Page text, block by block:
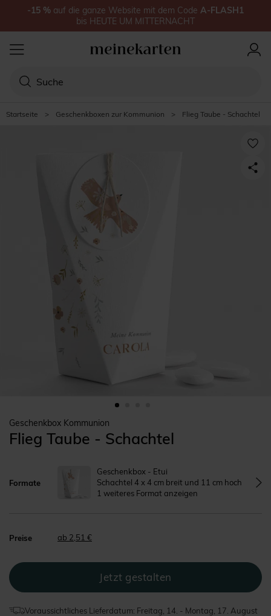
Startseite > Geschenkboxen zur Kommunion > Flieg Taube - Schachtel
Geschenkbox Kommunion
Flieg Taube - Schachtel
Formate
Geschenkbox - Etui
Schachtel 4 x 4 cm breit und 11 cm hoch
1 weiteres Format anzeigen
Preise ab 2,51 €
Voraussichtliches Lieferdatum: Freitag, 14. - Montag, 17. August
-15 % auf die ganze Website mit dem Code A-FLASH1
bis HEUTE UM MITTERNACHT